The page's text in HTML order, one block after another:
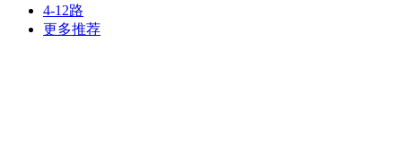
4-12路
更多推荐